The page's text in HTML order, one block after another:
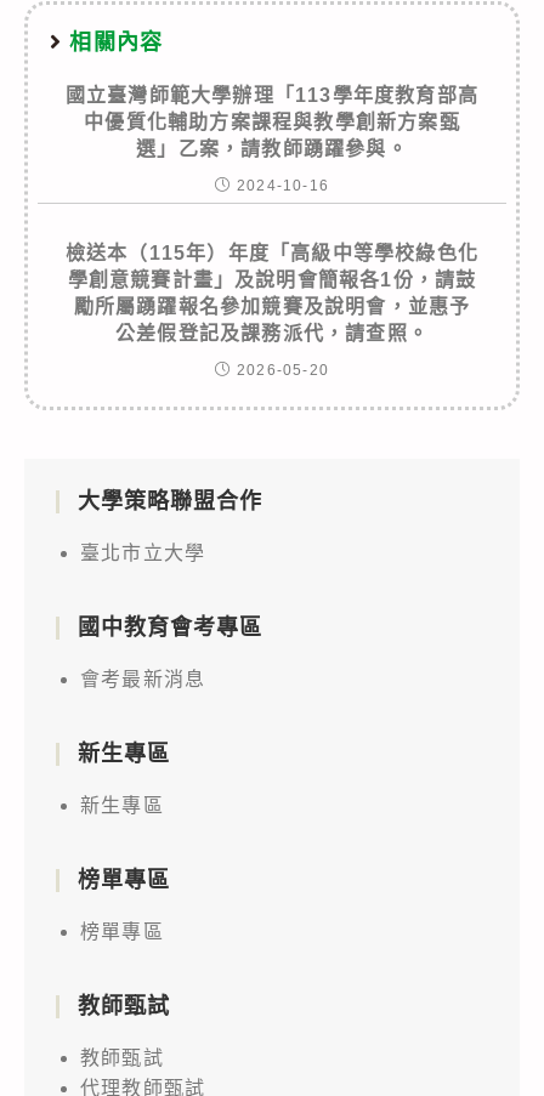
相關內容
國立臺灣師範大學辦理「113學年度教育部高
中優質化輔助方案課程與教學創新方案甄
選」乙案，請教師踴躍參與。
2024-10-16
檢送本（115年）年度「高級中等學校綠色化
學創意競賽計畫」及說明會簡報各1份，請鼓
勵所屬踴躍報名參加競賽及說明會，並惠予
公差假登記及課務派代，請查照。
2026-05-20
大學策略聯盟合作
臺北市立大學
國中教育會考專區
會考最新消息
新生專區
新生專區
榜單專區
榜單專區
教師甄試
教師甄試
代理教師甄試